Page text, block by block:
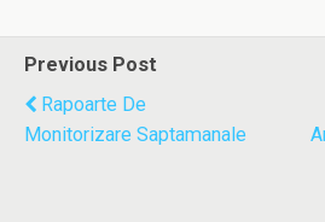
Previous Post
Rapoarte De
Monitorizare Saptamanale